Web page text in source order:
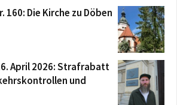
160: Die Kirche zu Döben
April 2026: Strafrabatt
und